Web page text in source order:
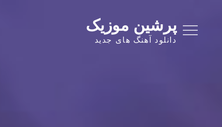
content
پرشین موزیک
دانلود آهنگ های جدید